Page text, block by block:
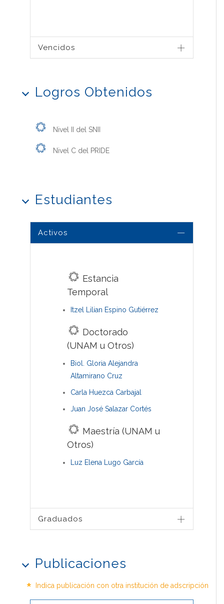
Vencidos
Logros Obtenidos
Nivel II del SNII
Nivel C del PRIDE
Estudiantes
Activos
Estancia
Temporal
Itzel Lilian Espino Gutiérrez
Doctorado
(UNAM u Otros)
Biol. Gloria Alejandra
Altamirano Cruz
Carla Huezca Carbajal
Juan José Salazar Cortés
Maestría (UNAM u
Otros)
Luz Elena Lugo García
Graduados
Publicaciones
* Indica publicación con otra institución de adscripción